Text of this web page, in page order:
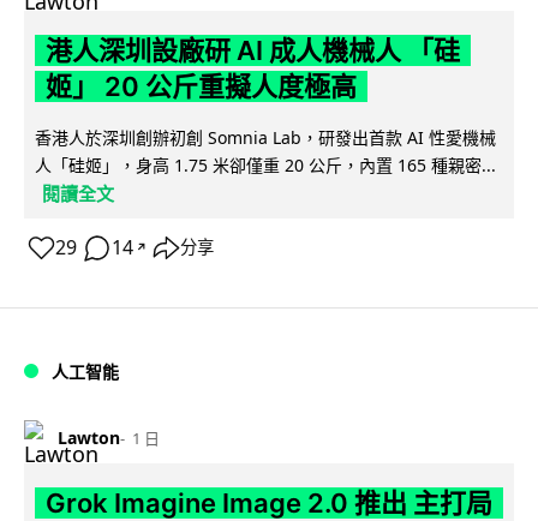
港人深圳設廠研 AI 成人機械人 「硅
姬」 20 公斤重擬人度極高
香港人於深圳創辦初創 Somnia Lab，研發出首款 AI 性愛機械
人「硅姬」，身高 1.75 米卻僅重 20 公斤，內置 165 種親密...
閱讀全文
29 14 ↗ 分享
人工智能
Lawton 1 日
Grok Imagine Image 2.0 推出 主打局